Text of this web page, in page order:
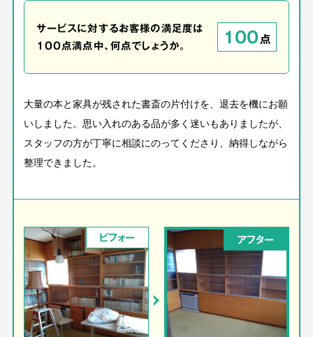
サービスに対するお客様の満足度は
100点満点中、何点でしょうか。
100点
大量の本と家具が残された書斎の片付けを、退去を機にお願
いしました。思い入れのある品が多く迷いもありましたが、
スタッフの方が丁寧に相談にのってくださり、納得しながら
整理できました。
ビフォー アフター